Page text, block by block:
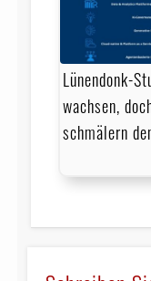
Lünendonk-
wachsen,
schmälern